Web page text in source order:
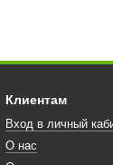
Клиентам
Вход в личный
О нас